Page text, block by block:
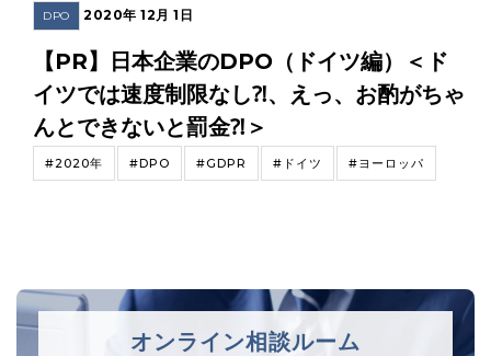
DPO 2020年 12月 1日
【PR】日本企業のDPO（ドイツ編）＜ド
イツでは速度制限なし⁈、えっ、お酌がちゃ
んとできないと罰金⁈＞
#2020年 #DPO #GDPR #ドイツ #ヨーロッパ
オンライン相談ルーム